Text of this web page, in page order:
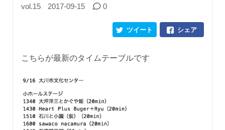
vol.15 2017-09-15 0
シェア
ツイート
こちらが最新のタイムテーブルです